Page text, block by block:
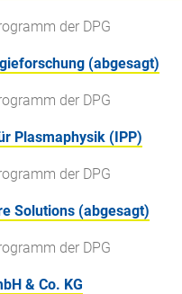
der DPG
(abgesagt)
der DPG
Plasmaphysik (IPP)
der DPG
Solutions (abgesagt)
der DPG
& Co. KG